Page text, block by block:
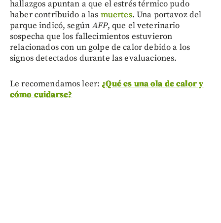
hallazgos apuntan a que el estrés térmico pudo
haber contribuido a las muertes. Una portavoz del
parque indicó, segúnAFP, que el veterinario
sospecha que los fallecimientos estuvieron
relacionados con un golpe de calor debido a los
signos detectados durante las evaluaciones.
Le recomendamos leer: ¿Qué es una ola de calor y
cómo cuidarse?